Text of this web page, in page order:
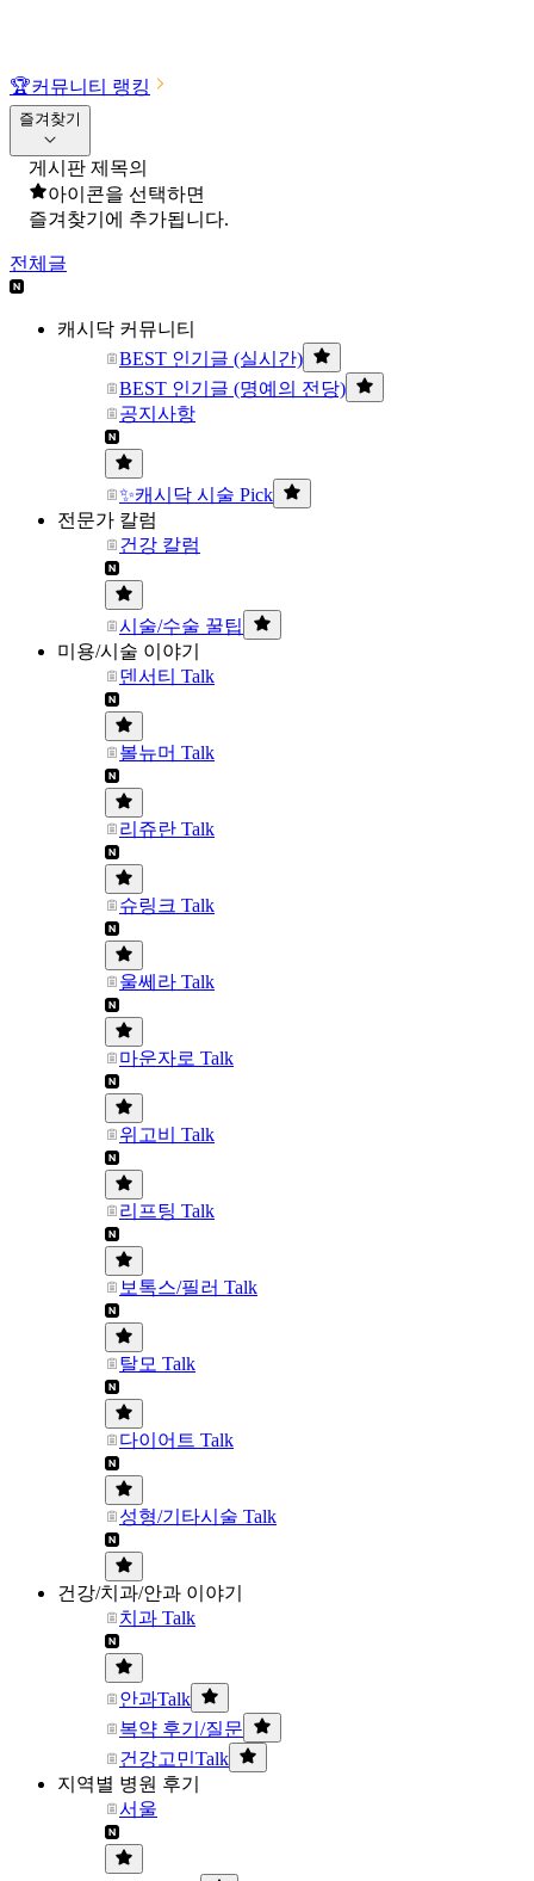
🏆커뮤니티 랭킹
즐겨찾기
게시판 제목의
아이콘을 선택하면
즐겨찾기에 추가됩니다.
전체글
캐시닥 커뮤니티
BEST 인기글 (실시간)
BEST 인기글 (명예의 전당)
공지사항
✨캐시닥 시술 Pick
전문가 칼럼
건강 칼럼
시술/수술 꿀팁
미용/시술 이야기
덴서티 Talk
볼뉴머 Talk
리쥬란 Talk
슈링크 Talk
울쎄라 Talk
마운자로 Talk
위고비 Talk
리프팅 Talk
보톡스/필러 Talk
탈모 Talk
다이어트 Talk
성형/기타시술 Talk
건강/치과/안과 이야기
치과 Talk
안과Talk
복약 후기/질문
건강고민Talk
지역별 병원 후기
서울